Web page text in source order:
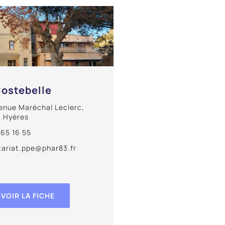
Maréchal Leclerc,
Hyères
16 55
VOIR LA FICHE